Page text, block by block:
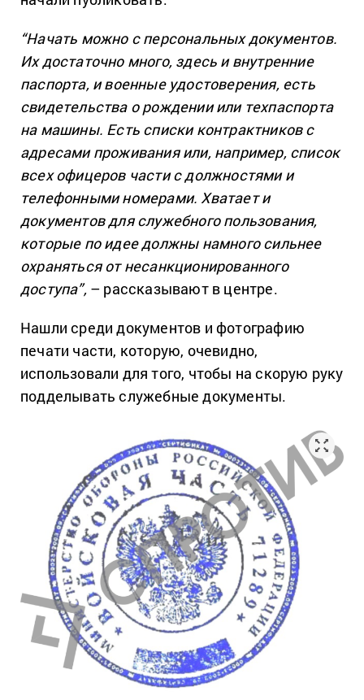
“Начать можно с персональных документов.
Их достаточно много, здесь и внутренние
паспорта, и военные удостоверения, есть
свидетельства о рождении или техпаспорта
на машины. Есть списки контрактников с
адресами проживания или, например, список
всех офицеров части с должностями и
телефонными номерами. Хватает и
документов для служебного пользования,
которые по идее должны намного сильнее
охраняться от несанкционированного
доступа”,– рассказывают в центре.
Нашли среди документов и фотографию
печати части, которую, очевидно,
использовали для того, чтобы на скорую руку
подделывать служебные документы.